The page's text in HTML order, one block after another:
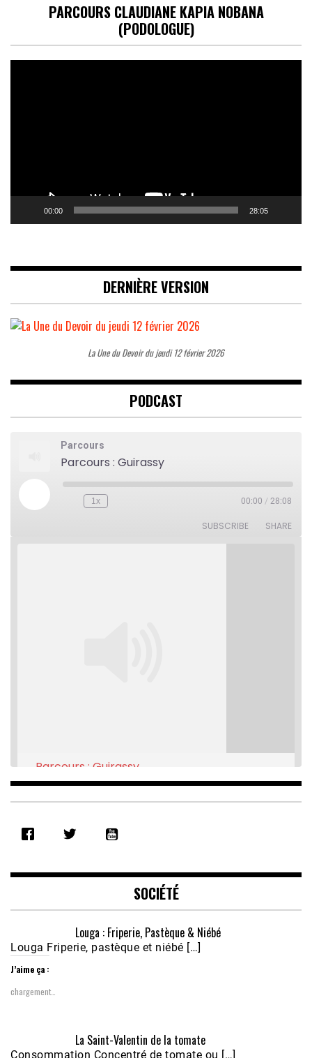
PARCOURS CLAUDIANE KAPIA NOBANA
(PODOLOGUE)
00:00 28:05
DERNIÈRE VERSION
La Une du Devoir du jeudi 12 février 2026
PODCAST
Parcours
Parcours : Guirassy
Play
Episode
Rewind
1x 00:00 / 28:08
SUBSCRIBE SHARE
RSS FEED
EMBED
Parcours : Guirassy
Feb 16, 2021 • 28:08
Nobana (Podologue)
Feb 24, 2021 • 28mn
SOCIÉTÉ
Louga : Friperie, Pastèque & Niébé
Louga Friperie, pastèque et niébé […]
J’aime ça :
chargement…
La Saint-Valentin de la tomate
Consommation Concentré de tomate ou […]